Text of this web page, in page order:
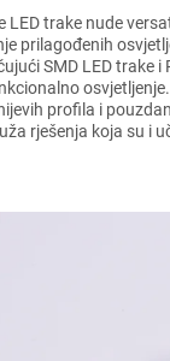
LED trake nude
prilagođenih
SMD LED trake i
profila i
rješenja koja su i